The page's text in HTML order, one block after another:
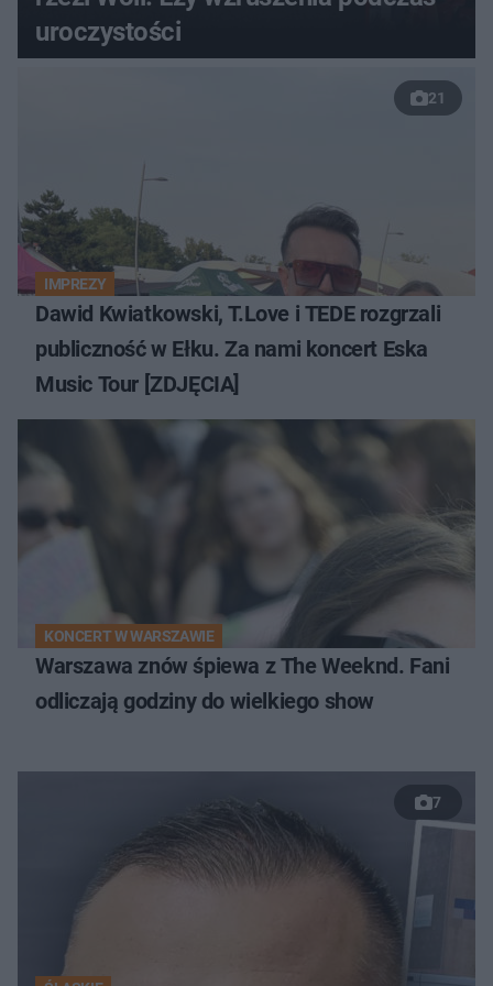
uroczystości
21
IMPREZY
Dawid Kwiatkowski, T.Love i TEDE rozgrzali
publiczność w Ełku. Za nami koncert Eska
Music Tour [ZDJĘCIA]
KONCERT W WARSZAWIE
Warszawa znów śpiewa z The Weeknd. Fani
odliczają godziny do wielkiego show
7